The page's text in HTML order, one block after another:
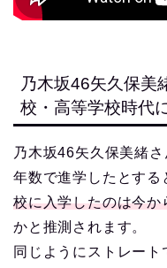
乃木坂46矢久保美
校・高等学校時代
乃木坂46矢久保美緒
年数で進学したとする
校に入学したのは今
かと推測されます。
同じようにストレー